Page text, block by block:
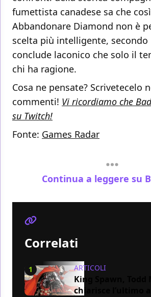
fumettista canadese sa che
Abbandonare Diamond non è
scelta più intelligente, secondo
conclude laconico che solo il
chi ha ragione.
Cosa ne pensate? Scrivetecelo
commenti! Vi ricordiamo che
su Twitch!
Fonte: Games Radar
Continua a leggere su
Correlati
1 ARTICOLI
King Spawn, Todd
chiarisce l’ultimo